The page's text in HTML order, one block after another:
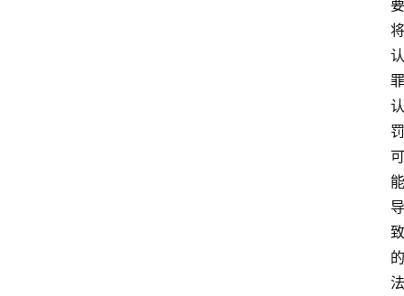
要
将
认
罪
认
罚
可
能
导
致
的
法